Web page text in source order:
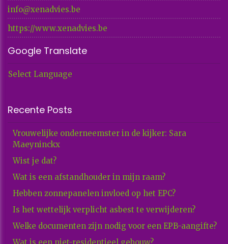
info@xenadvies.be
https://www.xenadvies.be
Google Translate
Select Language
Recente Posts
Vrouwelijke onderneemster in de kijker: Sara
Maeyninckx
Wist je dat?
Wat is een afstandhouder in mijn raam?
Hebben zonnepanelen invloed op het EPC?
Is het wettelijk verplicht asbest te verwijderen?
Welke documenten zijn nodig voor een EPB-aangifte?